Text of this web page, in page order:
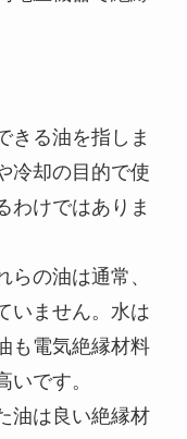
きる油を指しま
冷却の目的で使
わけではありま
の油は通常、
いません。水は
も電気絶縁材料
です。
油は良い絶縁材